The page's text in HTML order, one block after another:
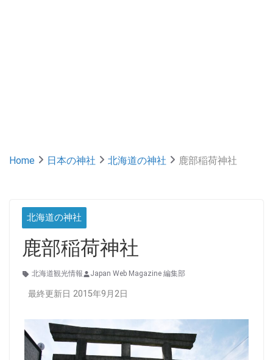
Home 日本の神社 北海道の神社 鹿部稲荷神社
北海道の神社
鹿部稲荷神社
北海道観光情報 Japan Web Magazine 編集部
最終更新日 2015年9月2日